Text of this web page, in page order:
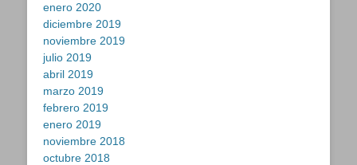
enero 2020
diciembre 2019
noviembre 2019
julio 2019
abril 2019
marzo 2019
febrero 2019
enero 2019
noviembre 2018
octubre 2018